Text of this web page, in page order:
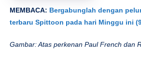
MEMBACA: Bergabunglah dengan
terbaru Spittoon pada hari Minggu ini
Gambar: Atas perkenan Paul French dan